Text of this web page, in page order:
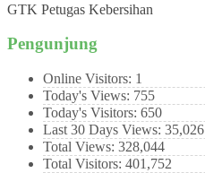
GTK Petugas Kebersihan
Pengunjung
Online Visitors: 1
Today's Views: 755
Today's Visitors: 650
Last 30 Days Views: 35,026
Total Views: 328,044
Total Visitors: 401,752